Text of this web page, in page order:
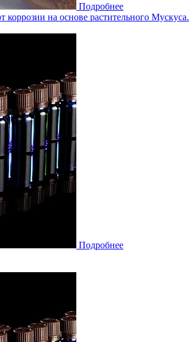
Подробнее
на основе растительного Мускуса.
Подробнее